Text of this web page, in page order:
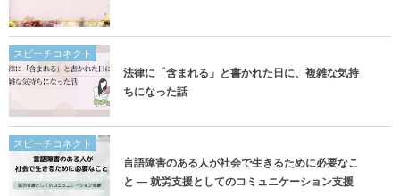
スピーチコネクト
法律に「含まれる」と書かれた日に、複雑な気持
ちになった話
スピーチコネクト
言語障害のある人が社会で生きるために必要なこ
と ― 就労支援としてのコミュニケーション支援